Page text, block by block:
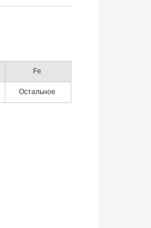
Fe
Остальное